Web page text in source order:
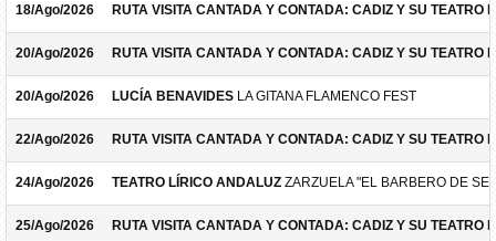
18/Ago/2026 RUTA VISITA CANTADA Y CONTADA: CADIZ Y SU TEATRO
20/Ago/2026 RUTA VISITA CANTADA Y CONTADA: CADIZ Y SU TEATRO
20/Ago/2026 LUCÍA BENAVIDES LA GITANA FLAMENCO FEST
22/Ago/2026 RUTA VISITA CANTADA Y CONTADA: CADIZ Y SU TEATRO
24/Ago/2026 TEATRO LÍRICO ANDALUZ ZARZUELA "EL BARBERO DE
25/Ago/2026 RUTA VISITA CANTADA Y CONTADA: CADIZ Y SU TEATRO